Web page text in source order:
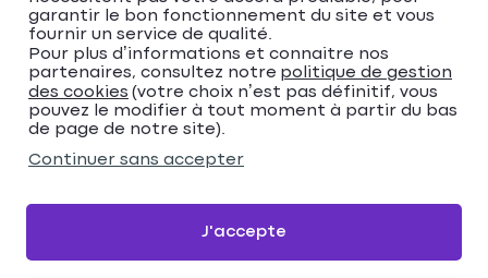
Accueil
Trouver votre agence Matmut
Bretagne
Trouver votre agence
Matmut
Veuillez renseigner une adresse
Me localiser
Ouvert actuellement
Les agences Matmut Bretagne
garantir le bon fonctionnement du site et vous
fournir un service de qualité.
Pour plus d’informations et connaitre nos
partenaires, consultez notre politique de gestion
des cookies (votre choix n’est pas définitif, vous
pouvez le modifier à tout moment à partir du bas
de page de notre site).
Continuer sans accepter
J'accepte